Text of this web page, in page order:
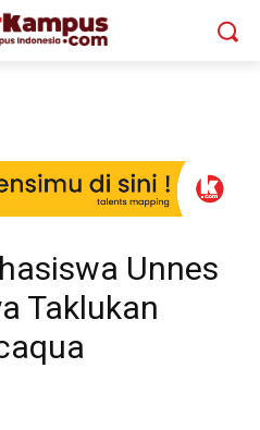
Unnes
Taklukan